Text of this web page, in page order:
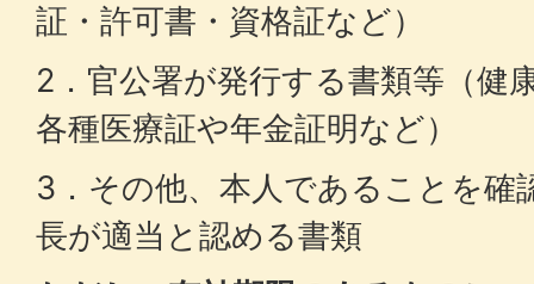
証・許可書・資格証など）
2．官公署が発行する書類等（健
各種医療証や年金証明など）
3．その他、本人であることを確
長が適当と認める書類